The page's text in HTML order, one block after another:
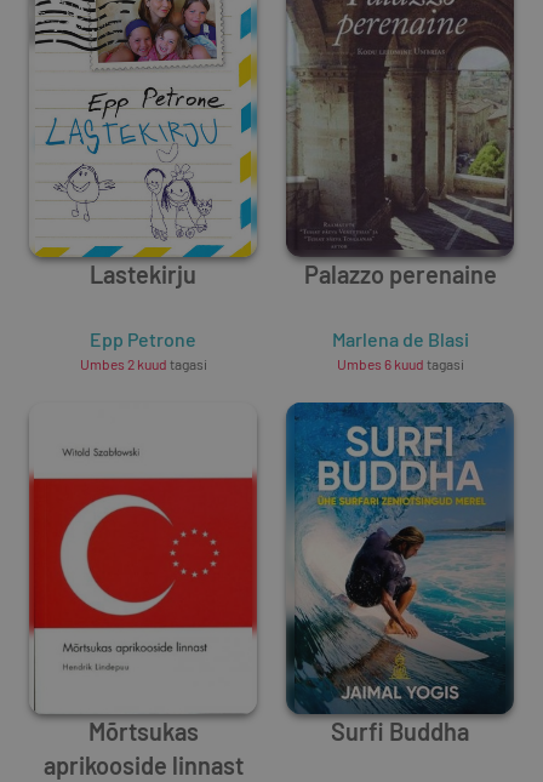
Lastekirju
Epp Petrone
Umbes 2 kuud tagasi
Palazzo perenaine
Marlena de Blasi
Umbes 6 kuud tagasi
Mõrtsukas
aprikooside linnast
Surfi Buddha